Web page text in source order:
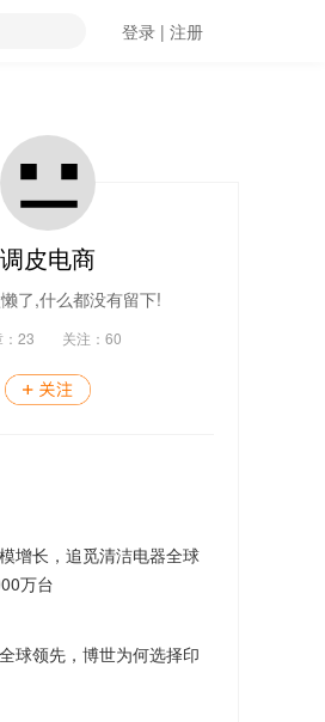
登录 | 注册
调皮电商
了,什么都没有留下!
23 关注： 60
增长，追觅清洁电器全球
万台
球领先，博世为何选择印